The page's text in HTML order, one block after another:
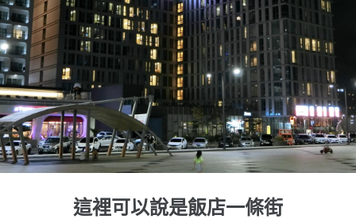
這裡可以說是飯店一條街